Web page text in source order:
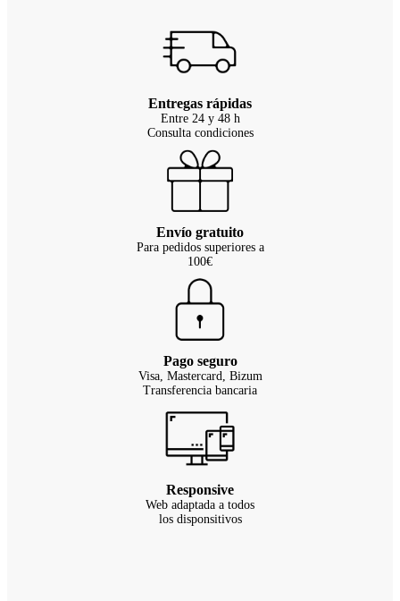
Entregas rápidas
Entre 24 y 48 h
Consulta condiciones
Envío gratuito
Para pedidos superiores a
100€
Pago seguro
Visa, Mastercard, Bizum
Transferencia bancaria
Responsive
Web adaptada a todos
los disponsitivos